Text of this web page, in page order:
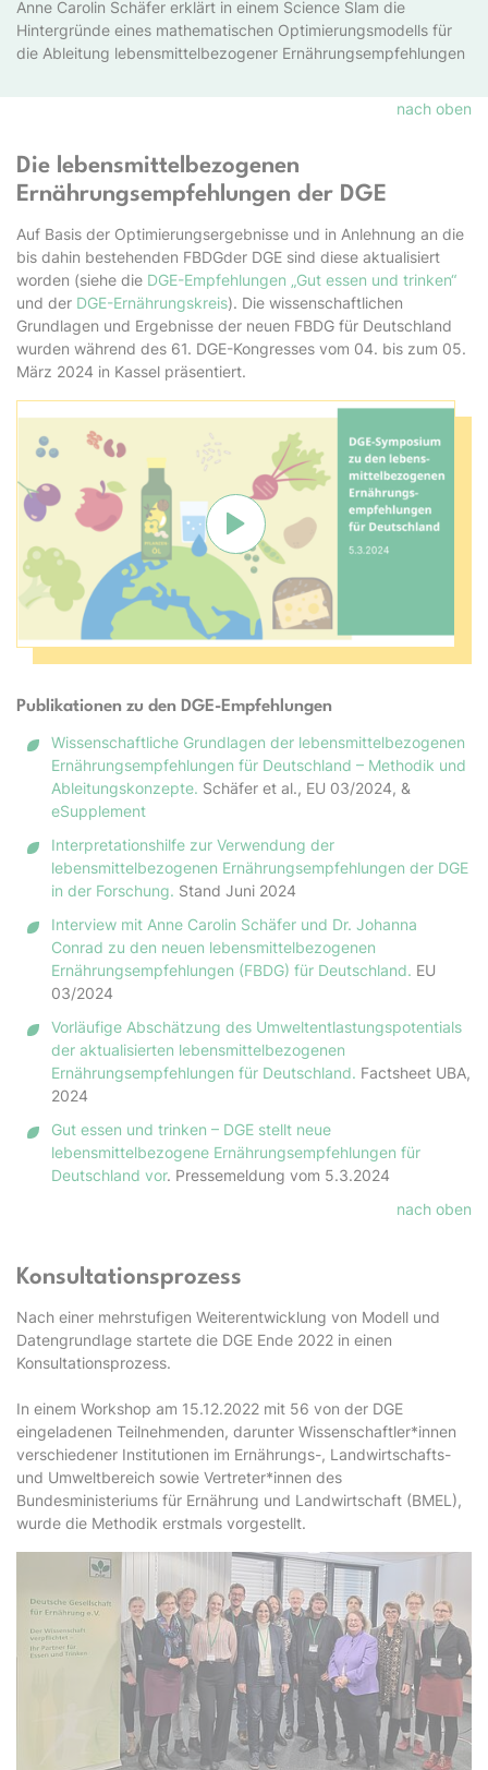
Anne Carolin Schäfer erklärt in einem Science Slam die
Hintergründe eines mathematischen Optimierungsmodells für
die Ableitung lebensmittelbezogener Ernährungsempfehlungen
nach oben
Die lebensmittelbezogenen
Ernährungsempfehlungen der DGE
Auf Basis der Optimierungsergebnisse und in Anlehnung an die
bis dahin bestehenden FBDGder DGE sind diese aktualisiert
worden (siehe die DGE-Empfehlungen „Gut essen und trinken“
und der DGE-Ernährungskreis). Die wissenschaftlichen
Grundlagen und Ergebnisse der neuen FBDG für Deutschland
wurden während des 61. DGE-Kongresses vom 04. bis zum 05.
März 2024 in Kassel präsentiert.
Verbindung mit Youtube
Publikationen zu den DGE-Empfehlungen
Wissenschaftliche Grundlagen der lebensmittelbezogenen
Ernährungsempfehlungen für Deutschland – Methodik und
Ableitungskonzepte. Schäfer et al., EU 03/2024, &
eSupplement
Interpretationshilfe zur Verwendung der
lebensmittelbezogenen Ernährungsempfehlungen der DGE
in der Forschung. Stand Juni 2024
Interview mit Anne Carolin Schäfer und Dr. Johanna
Conrad zu den neuen lebensmittelbezogenen
Ernährungsempfehlungen (FBDG) für Deutschland. EU
03/2024
Vorläufige Abschätzung des Umweltentlastungspotentials
der aktualisierten lebensmittelbezogenen
Ernährungsempfehlungen für Deutschland. Factsheet UBA,
2024
Gut essen und trinken – DGE stellt neue
lebensmittelbezogene Ernährungsempfehlungen für
Deutschland vor. Pressemeldung vom 5.3.2024
nach oben
Konsultationsprozess
Nach einer mehrstufigen Weiterentwicklung von Modell und
Datengrundlage startete die DGE Ende 2022 in einen
Konsultationsprozess.
In einem Workshop am 15.12.2022 mit 56 von der DGE
eingeladenen Teilnehmenden, darunter Wissenschaftler*innen
verschiedener Institutionen im Ernährungs-, Landwirtschafts-
und Umweltbereich sowie Vertreter*innen des
Bundesministeriums für Ernährung und Landwirtschaft (BMEL),
wurde die Methodik erstmals vorgestellt.